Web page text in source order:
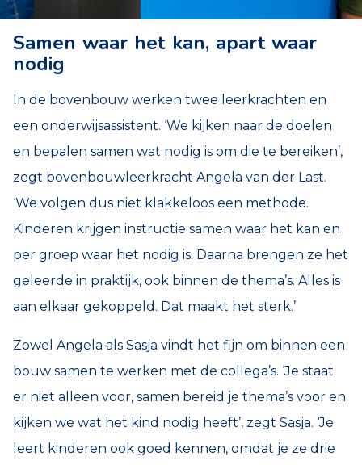
Samen waar het kan, apart waar
nodig
In de bovenbouw werken twee leerkrachten en
een onderwijsassistent. ‘We kijken naar de doelen
en bepalen samen wat nodig is om die te bereiken’,
zegt bovenbouwleerkracht Angela van der Last.
‘We volgen dus niet klakkeloos een methode.
Kinderen krijgen instructie samen waar het kan en
per groep waar het nodig is. Daarna brengen ze het
geleerde in praktijk, ook binnen de thema’s. Alles is
aan elkaar gekoppeld. Dat maakt het sterk.’
Zowel Angela als Sasja vindt het fijn om binnen een
bouw samen te werken met de collega’s. ‘Je staat
er niet alleen voor, samen bereid je thema’s voor en
kijken we wat het kind nodig heeft’, zegt Sasja. ‘Je
leert kinderen ook goed kennen, omdat je ze drie